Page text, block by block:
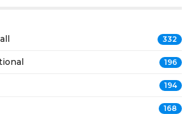
332
196
194
168